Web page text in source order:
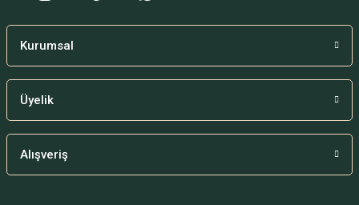
Kurumsal
Üyelik
Alışveriş